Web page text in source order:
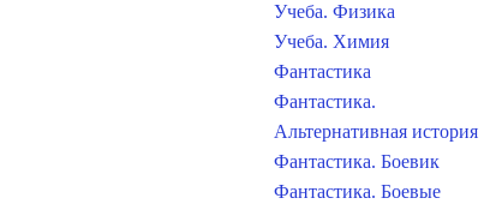
Учеба. Физика
Учеба. Химия
Фантастика
Фантастика.
Альтернативная история
Фантастика. Боевик
Фантастика. Боевые